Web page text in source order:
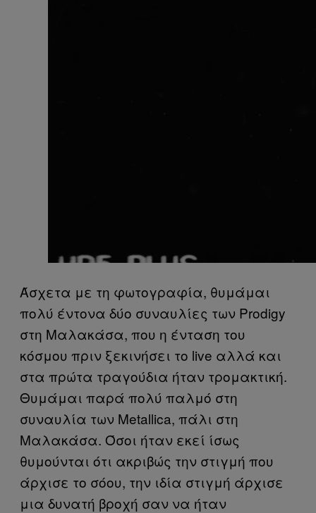
Άσχετα με τη φωτογραφία, θυμάμαι
πολύ έντονα δύο συναυλίες των Prodigy
στη Μαλακάσα, που η ένταση του
κόσμου πριν ξεκινήσει το live αλλά και
στα πρώτα τραγούδια ήταν τρομακτική.
Θυμάμαι παρά πολύ παλμό στη
συναυλία των Metallica, πάλι στη
Μαλακάσα. Όσοι ήταν εκεί ίσως
θυμούνται ότι ακριβώς την στιγμή που
άρχισε το σόου, την ιδία στιγμή άρχισε
μια δυνατή βροχή σαν να ήταν